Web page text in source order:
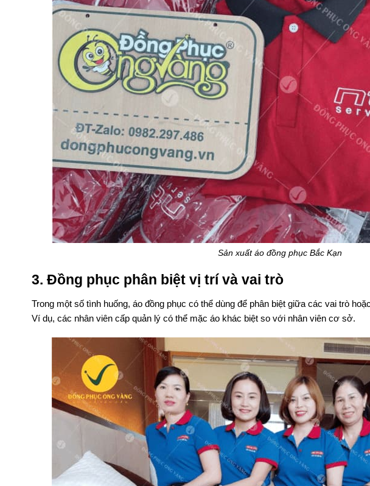
Sản xuất áo đồng phục Bắc Kạn
3. Đồng phục phân biệt vị trí và vai trò
Trong một số tình huống, áo đồng phục có thể dùng để phân biệt giữa các vai trò
Ví dụ, các nhân viên cấp quản lý có thể mặc áo khác biệt so với nhân viên cơ sở.